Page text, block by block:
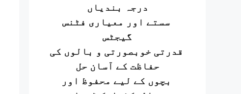
درجہ بندیاں
سستے اور معیاری فٹنس
گیجٹس
قدرتی خوبصورتی و بالوں کی
حفاظت کے آسان حل
بچوں کے لیے محفوظ اور